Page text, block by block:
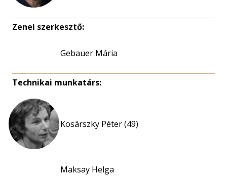
Zenei szerkesztő:
Gebauer Mária
Technikai munkatárs:
Kosárszky Péter (49)
Maksay Helga